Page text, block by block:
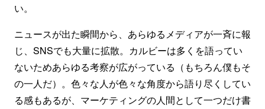
い。
ニュースが出た瞬間から、あらゆるメディアが一斉に報
じ、SNSでも大量に拡散。カルビーは多くを語ってい
ないためあらゆる考察が広がっている（もちろん僕もそ
の一人だ）。色々な人が色々な角度から語り尽くしてい
る感もあるが、マーケティングの人間として一つだけ書